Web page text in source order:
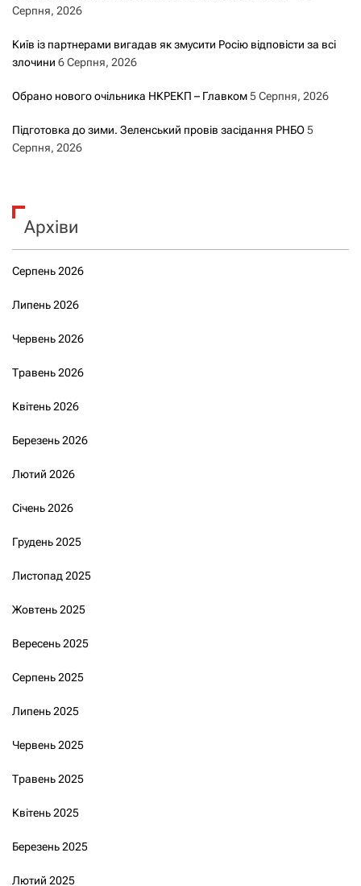
Серпня, 2026
Київ із партнерами вигадав як змусити Росію відповісти за всі
злочини 6 Серпня, 2026
Обрано нового очільника НКРЕКП – Главком5 Серпня, 2026
Підготовка до зими. Зеленський провів засідання РНБО5
Серпня, 2026
Архіви
Серпень 2026
Липень 2026
Червень 2026
Травень 2026
Квітень 2026
Березень 2026
Лютий 2026
Січень 2026
Грудень 2025
Листопад 2025
Жовтень 2025
Вересень 2025
Серпень 2025
Липень 2025
Червень 2025
Травень 2025
Квітень 2025
Березень 2025
Лютий 2025